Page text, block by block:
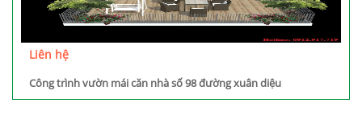
Liên hệ
Công trình vườn mái căn nhà số 98 đường xuân diệu